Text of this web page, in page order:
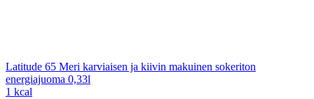
Latitude 65 Meri karviaisen ja kiivin makuinen sokeriton
energiajuoma 0,33l
1 kcal